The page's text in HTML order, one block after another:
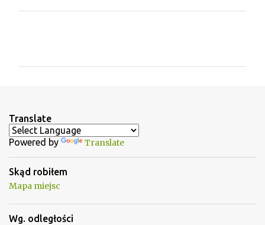
a
r
e
Translate
Powered by Translate
Skąd robiłem
Mapa miejsc
Wg. odległości